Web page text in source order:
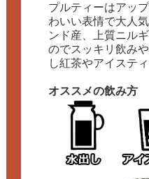
プルティーはアッ
わいい表情で大人
ンド産、上質ニル
のでスッキリ飲み
し紅茶やアイステ
オススメの飲み方